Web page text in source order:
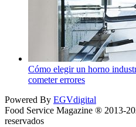
Cómo elegir un horno
cometer errores
Powered By EGVdigital
Food Service Magazine ® 2013-
reservados